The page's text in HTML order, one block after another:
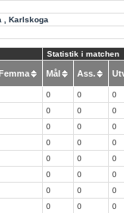
, Karlskoga
Statistik i matchen
Mål Ass.
0 0
0
0 0
0
0 0
0
0 0
0
0 0
0
0 0
0
0 0
0
0 0
0